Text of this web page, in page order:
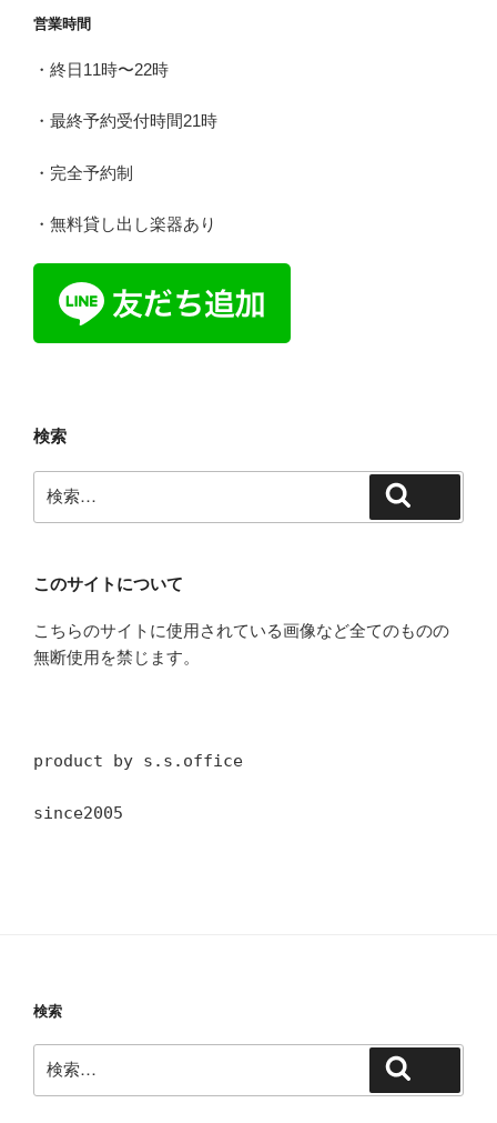
ン
営業時間
・終日11時〜22時
・最終予約受付時間21時
・完全予約制
・無料貸し出し楽器あり
検索
索:
このサイトについて
こちらのサイトに使用されている画像など全てのものの
無断使用を禁じます。
product by s.s.office
since2005
検索
索: